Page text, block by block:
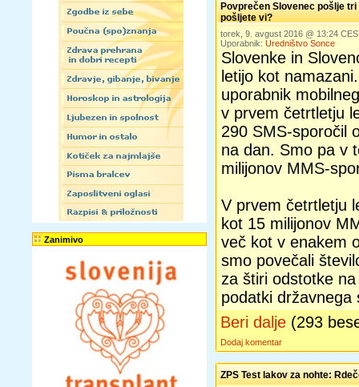
Zanimivo
Povprečen Slovenec pošlje
pošljete vi?
torek, 9. avgust 2016 @ 13:24
Uporabnik: Uredništvo Sonce
Slovenke in
letijo kot
uporabnik
v prvem četrtletju
290 SMS-sporočil
na dan. Smo pa v
milijonov MMS-
V prvem četrtletju
kot 15 milijonov
več kot v enakem
smo povečali
za štiri odstotke
podatki državnega
Beri dalje (293
Dodaj komentar
ZPS Test lakov za nohte: